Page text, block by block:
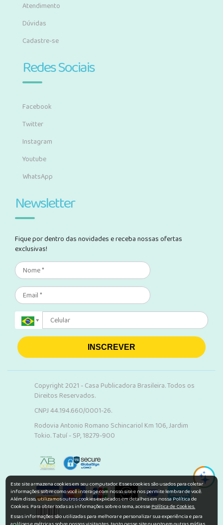
Atendimento
Dúvidas
Cadastre-se
Redes Sociais
Facebook
Twitter
Instagram
Youtube
WhatsApp
Newsletter
Fique por dentro das novidades e receba nossas ofertas
exclusivas!
INSCREVER
Copyright 2021 - Casa Publicadora Brasileira. Todos os
Direitos Reservados.
CNPJ 44.194.660/0001-26.
Rodovia Antonio Romano Schincariol Km 106, Jardim
Tokio. Tatuí - SP, 18279-900
Este site armazena cookies em seu computador. Esses cookies são usados para coletar
informações sobre como você interage com nosso site e nos permite lembrar de você.
Além disso, utilizamos outros cookies explicados em detalhes em nossa Política de
Cookies. Para obter todas as informações sobre o tema, acessePolítica de Cookies.
Essas informações são utilizadas para melhorar e personalizar sua experiência e para